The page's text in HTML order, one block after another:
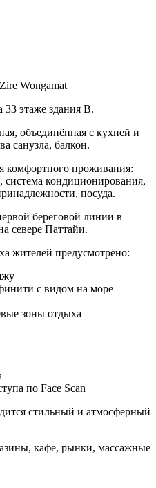
Wongamat
этаже здания В.
объединённая с кухней и
санузла, балкон.
комфортного проживания:
система кондиционирования,
посуда.
береговой линии в
севере Паттайи.
жителей предусмотрено:
с видом на море
зоны отдыха
по Face Scan
стильный и атмосферный
кафе, рынки, массажные